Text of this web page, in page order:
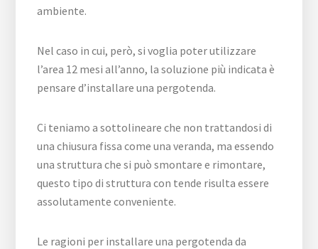
ambiente.
Nel caso in cui, però, si voglia poter utilizzare
l’area 12 mesi all’anno, la soluzione più indicata è
pensare d’installare una pergotenda.
Ci teniamo a sottolineare che non trattandosi di
una chiusura fissa come una veranda, ma essendo
una struttura che si può smontare e rimontare,
questo tipo di struttura con tende risulta essere
assolutamente conveniente.
Le ragioni per installare una pergotenda da